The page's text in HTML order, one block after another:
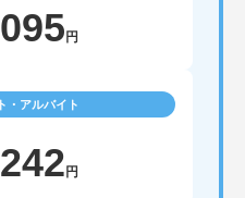
円
・アルバイト
円